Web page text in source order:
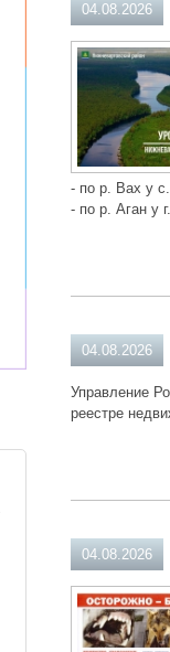
04.08.2026
- по р. Вах у
- по р. Аган у
04.08.2026
Управление
реестре
04.08.2026